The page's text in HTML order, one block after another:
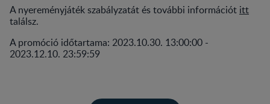
A nyereményjáték szabályzatát és további információt itt
találsz.
A promóció időtartama: 2023.10.30. 13:00:00 -
2023.12.10. 23:59:59